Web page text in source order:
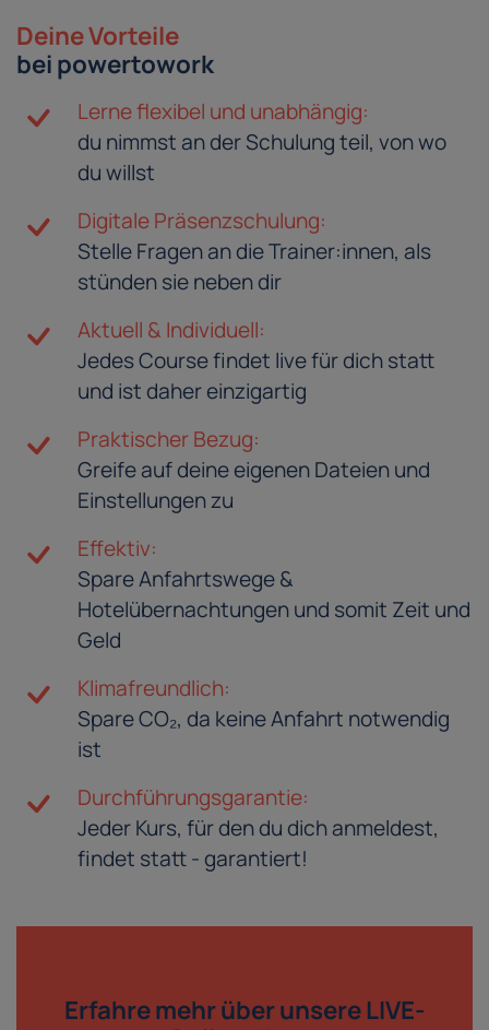
Deine Vorteile
bei powertowork
Lerne flexibel und unabhängig:
du nimmst an der Schulung teil, von wo
du willst
Digitale Präsenzschulung:
Stelle Fragen an die Trainer:innen, als
stünden sie neben dir
Aktuell & Individuell:
Jedes Course findet live für dich statt
und ist daher einzigartig
Praktischer Bezug:
Greife auf deine eigenen Dateien und
Einstellungen zu
Effektiv:
Spare Anfahrtswege &
Hotelübernachtungen und somit Zeit und
Geld
Klimafreundlich:
Spare CO₂, da keine Anfahrt notwendig
ist
Durchführungsgarantie:
Jeder Kurs, für den du dich anmeldest,
findet statt - garantiert!
Erfahre mehr überunsere LIVE-